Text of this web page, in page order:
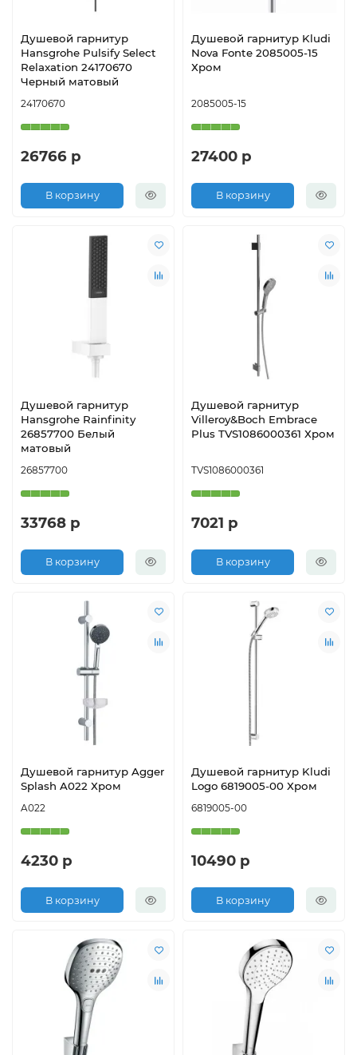
Душевой гарнитур
Hansgrohe Pulsify Select
Relaxation 24170670
Черный матовый
24170670
26766 р
В корзину
Душевой гарнитур Kludi
Nova Fonte 2085005-15
Хром
2085005-15
27400 р
В корзину
Душевой гарнитур
Hansgrohe Rainfinity
26857700 Белый
матовый
26857700
33768 р
В корзину
Душевой гарнитур
Villeroy&Boch Embrace
Plus TVS1086000361 Хром
TVS1086000361
7021 р
В корзину
Душевой гарнитур Agger
Splash A022 Хром
A022
4230 р
В корзину
Душевой гарнитур Kludi
Logo 6819005-00 Хром
6819005-00
10490 р
В корзину